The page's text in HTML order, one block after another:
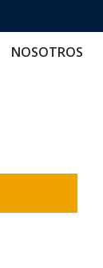
NOSOTROS